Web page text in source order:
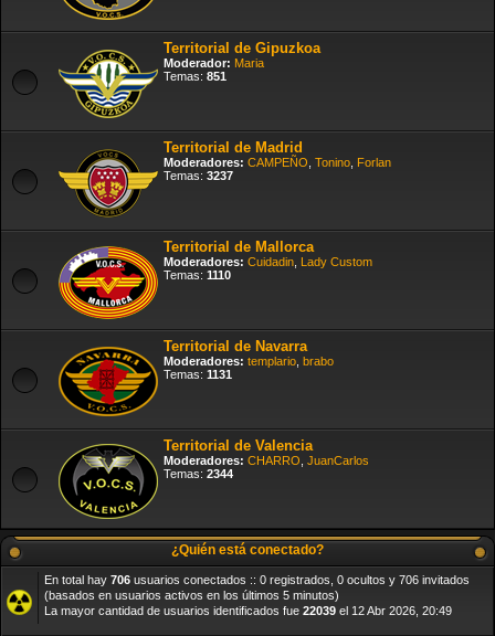
Territorial de Gipuzkoa
Moderador: Maria
Temas: 851
Territorial de Madrid
Moderadores: CAMPEÑO Tonino Forlan
Temas: 3237
Territorial de Mallorca
Moderadores: Cuidadin Lady Custom
Temas: 1110
Territorial de Navarra
Moderadores: templario brabo
Temas: 1131
Territorial de Valencia
Moderadores: CHARRO JuanCarlos
Temas: 2344
¿Quién está conectado?
En total hay 706 usuarios conectados :: 0 registrados, 0 ocultos y 706 invitados
(basados en usuarios activos en los últimos 5 minutos)
La mayor cantidad de usuarios identificados fue 22039 el 12 Abr 2026, 20:49